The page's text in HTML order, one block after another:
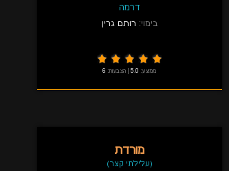
דרמה
בימוי: רותם גרין
ממוצע: 5.0 הצבעות: 6
מורדת
(עלילתי קצר)